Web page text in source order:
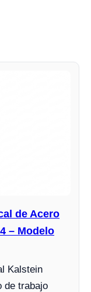
de Acero
– Modelo
Kalstein
de trabajo